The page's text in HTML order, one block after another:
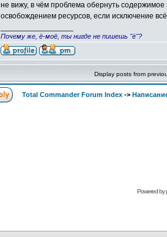
не вижу, в чём проблема обернуть
освобождением ресурсов, если исключение
Почему же, ё-моё, ты нигде не пишешь "ё"?
Display posts from
Total Commander Forum Index ->
Powered by